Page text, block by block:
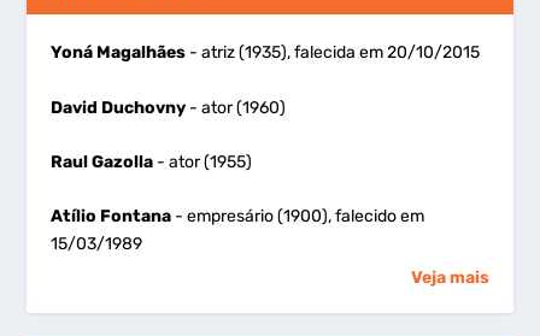
Yoná Magalhães - atriz (1935), falecida em 20/10/2015
David Duchovny - ator (1960)
Raul Gazolla - ator (1955)
Atílio Fontana - empresário (1900), falecido em
15/03/1989
Veja mais